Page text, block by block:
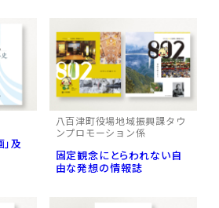
及
八百津町役場地域振興課タウ
ンプロモーション係
固定観念にとらわれない自
由な発想の情報誌